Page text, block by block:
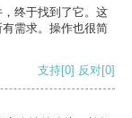
终于找到了它。这
需求。操作也很简
支持[0] 反对[0]